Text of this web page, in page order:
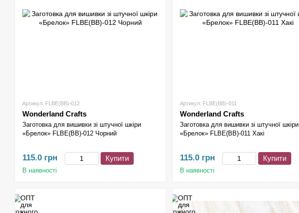
Артикул: FLBE(BB)-012
Wonderland Crafts
Заготовка для вишивки зі штучної шкіри
«Брелок» FLBE(BB)-012 Чорний
115.0 грн Купити
В наявності
Артикул: FLBE(BB)-011
Wonderland Crafts
Заготовка для вишивки зі штучної шкіри
«Брелок» FLBE(BB)-011 Хакі
115.0 грн Купити
В наявності